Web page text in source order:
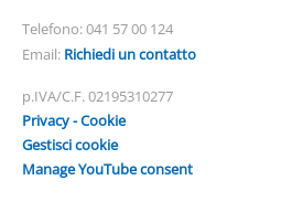
Telefono:041 57 00 124
Email: Richiedi un contatto
p.IVA/C.F. 02195310277
Privacy - Cookie
Gestisci cookie
Manage YouTube consent